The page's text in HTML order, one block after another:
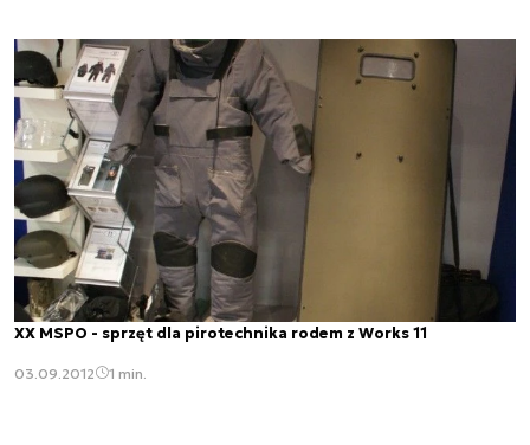
XX MSPO - sprzęt dla pirotechnika rodem z Works 11
03.09.2012 1 min.